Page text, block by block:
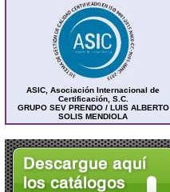
ASIC, Asociación Internacional de
Certificación, S.C.
GRUPO SEV PRENDO / LUIS ALBERTO
SOLIS MENDIOLA